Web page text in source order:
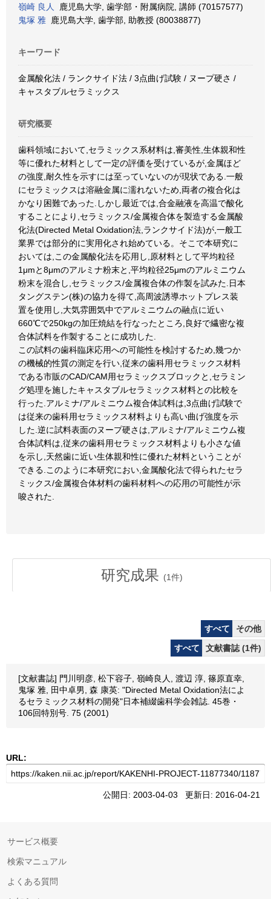
嶺崎 良人
鹿児島大学, 歯学部・附属病院, 講師 (70157577)
鬼塚 雅 鹿児島大学, 歯学部, 助教授 (80038877)
キーワード
金属酸化法 / ランクサイド法 / 3点曲げ試験 / ヌープ硬さ /
キャスタブルセラミックス
研究概要
歯科領域において,セラミックス系材料は,審美性,生体親和性
等に優れた材料として一定の評価を受けているが,金属ほど
の強度,耐久性を示すには至っていないのが現状である.一般
にセラミックスは溶融金属に濡れないため,両者の複合化は
かなり困難であった.しかし最近では,合金融液を高温で酸化
することにより,セラミックス/金属複合体を製造する金属酸
化法(Directed Metal Oxidation法,ランクサイド法)が,一般工
業界では部分的に実用化され始めている。そこで本研究に
おいては,この金属酸化法を応用し,原材料として平均粒径
1μmと8μmのアルミナ粉末と,平均粒径25μmのアルミニウム
粉末を混合し,セラミックス/金属複合体の作製を試みた.日本
タングステン(株)の協力を得て,高周波誘導ホットプレス装
置を使用し,大気雰囲気中でアルミニウムの融点に近い
660℃で250kgの加圧焼結を行なったところ,良好で繊密な複
合体試料を作製することに成功した.
この試料の歯科臨床応用への可能性を検討するため,幾つか
の機械的性質の測定を行い,従来の歯科用セラミックス材料
である市販のCAD/CAM用セラミックスブロックと,セラミン
グ処理を施したキャスタブルセラミックス材料との比較を
行った.アルミナ/アルミニウム複合体試料は,3点曲げ試験で
は従来の歯科用セラミックス材料よりも高い曲げ強度を示
した.逆に試料表面のヌープ硬さは,アルミナ/アルミニウム複
合体試料は,従来の歯科用セラミックス材料よりも小さな値
を示し,天然歯に近い生体親和性に優れた材料ということが
できる.このように本研究におい,金属酸化法で得られたセラ
ミックス/金属複合体材料の歯科材料への応用の可能性が示
唆された.
研究成果 (1件)
すべて
その他
すべて
文献書誌 (1件)
[文献書誌] 門川明彦, 松下容子, 嶺崎良人, 渡辺 淳, 篠原直幸,
鬼塚 雅, 田中卓男, 森 康英: "Directed Metal Oxidation法によ
るセラミックス材料の開発"日本補綴歯科学会雑誌. 45巻・
106回特別号. 75 (2001)
URL:
公開日: 2003-04-03 更新日: 2016-04-21
サービス概要
検索マニュアル
よくある質問